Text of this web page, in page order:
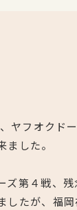
ヤフオクド
ました。
ズ第４戦、
したが、福